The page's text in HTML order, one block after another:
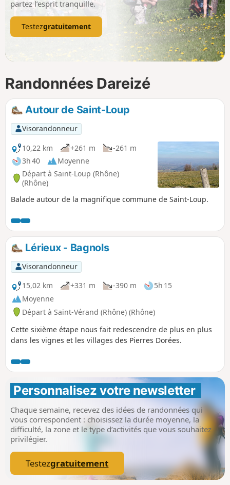
partez l’esprit tranquille.
Testezgratuitement
Randonnées Dareizé
Autour de Saint-Loup
Visorandonneur
10,22 km
+261 m
-261 m
3h 40
Moyenne
Départ à Saint-Loup (Rhône)
(Rhône)
Balade autour de la magnifique commune de Saint-Loup.
Lérieux - Bagnols
Visorandonneur
15,02 km
+331 m -390 m
5h 15
Moyenne
Départ à Saint-Vérand (Rhône) (Rhône)
Cette sixième étape nous fait redescendre de plus en plus
dans les vignes et les villages des Pierres Dorées.
Personnalisez votre newsletter
Chaque semaine, recevez des idées de randonnées qui
vous correspondent : choisissez la durée moyenne, la
difficulté, la zone et le type d’activités que vous souhaitez
privilégier.
Testezgratuitement